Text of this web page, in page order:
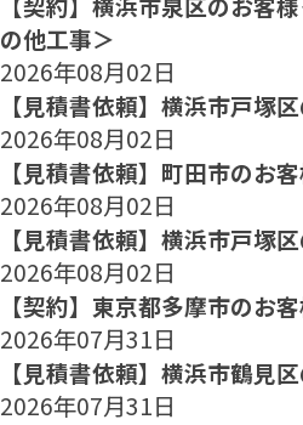
の他工事＞
2026年08月02日
【見積書依頼】横浜市戸塚
2026年08月02日
【見積書依頼】町田市のお
2026年08月02日
【見積書依頼】横浜市戸塚
2026年08月02日
【契約】東京都多摩市のお
2026年07月31日
【見積書依頼】横浜市鶴見
2026年07月31日